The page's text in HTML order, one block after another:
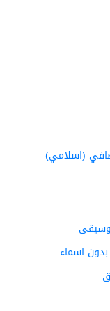
(اسلامي)
اسماء